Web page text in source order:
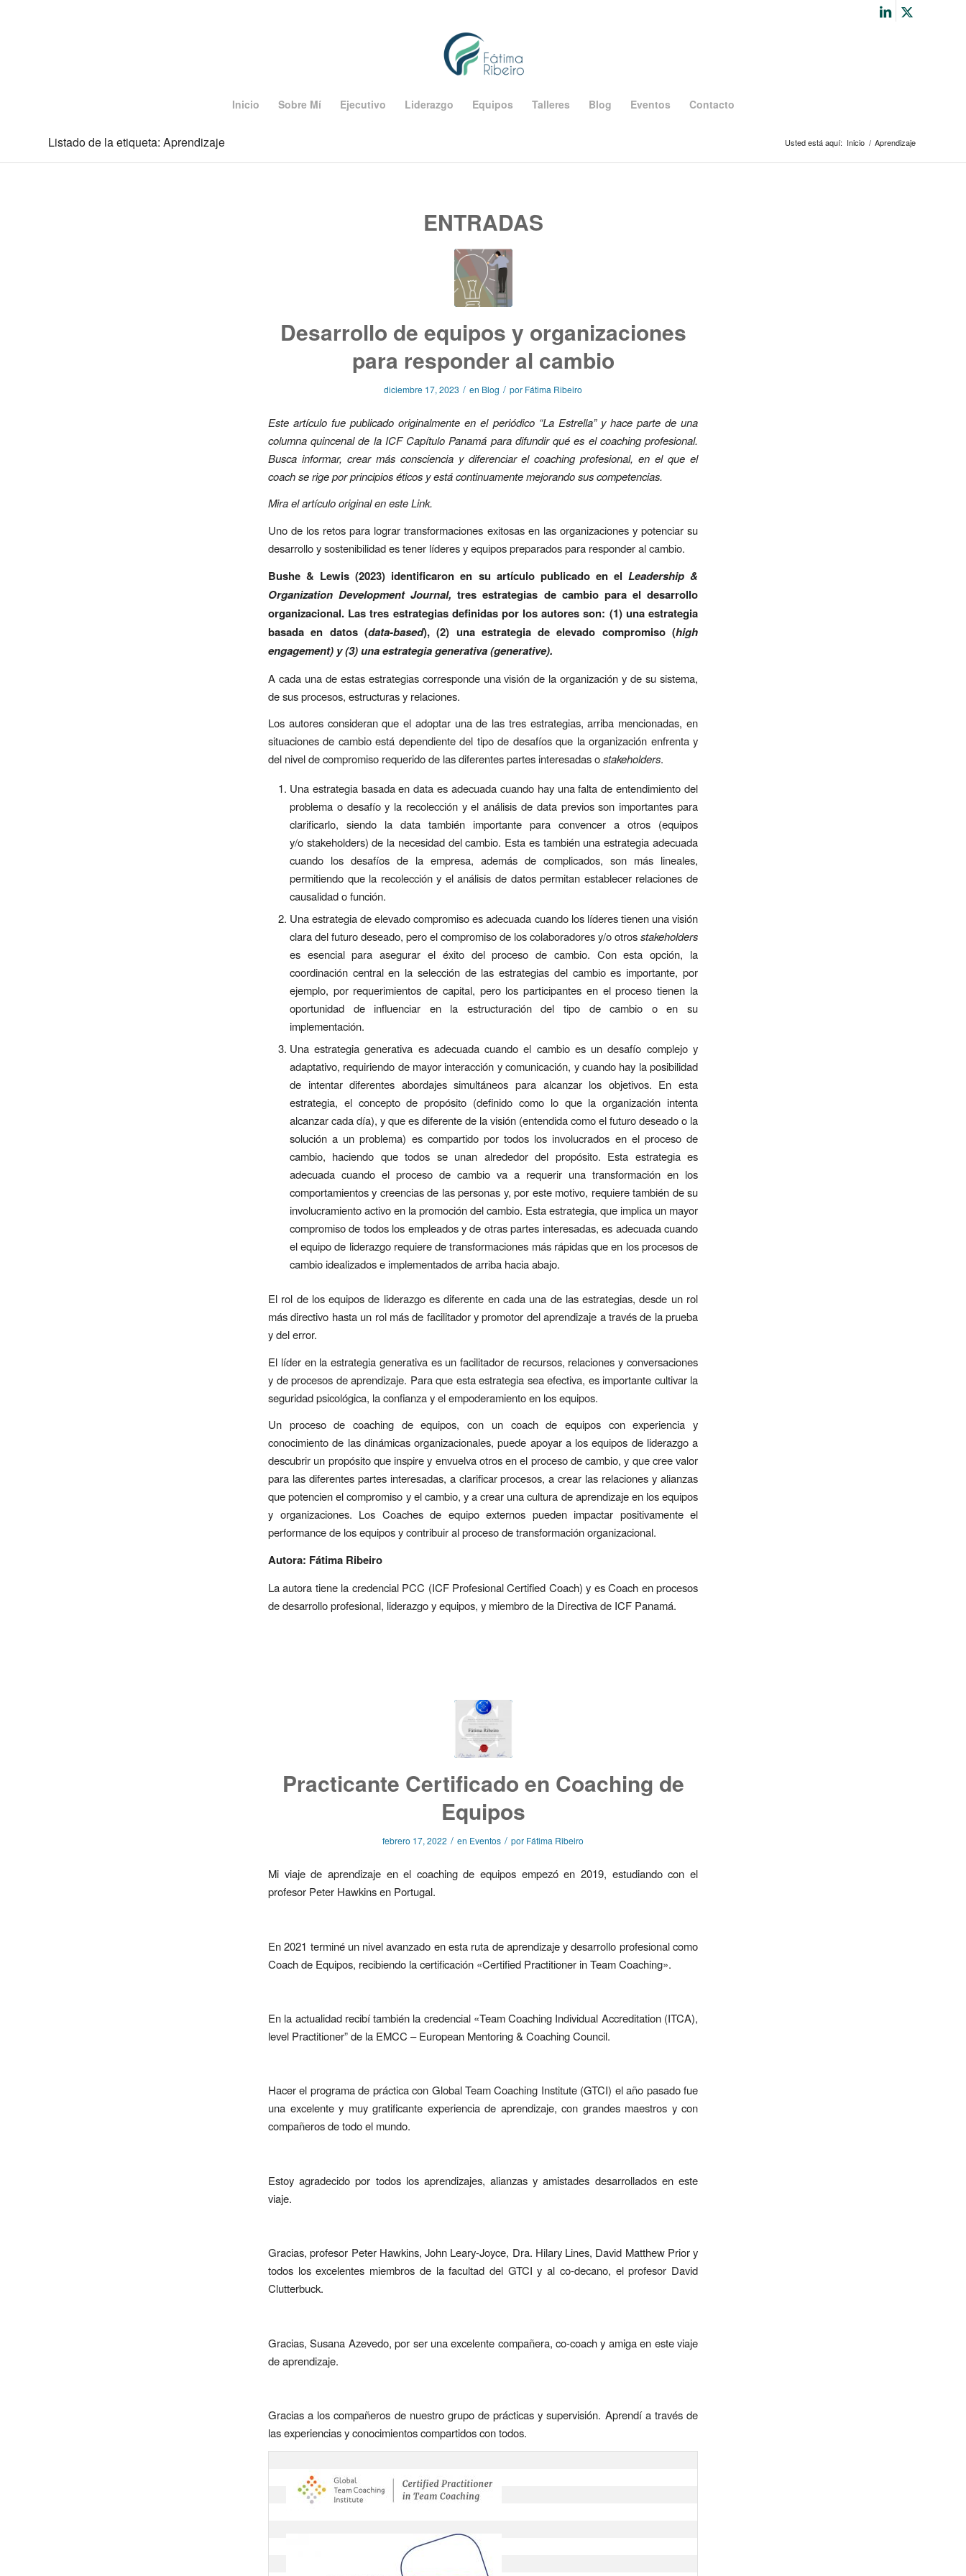
Inicio Sobre Mí Ejecutivo Liderazgo Equipos Talleres Blog Eventos Contacto
Listado de la etiqueta: Aprendizaje Usted está aquí: Inicio / Aprendizaje
ENTRADAS
Desarrollo de equipos y organizaciones
para responder al cambio
diciembre 17, 2023 / en Blog / por Fátima Ribeiro
Este artículo fue publicado originalmente en el periódico “La Estrella” y hace parte de una
columna quincenal de la ICF Capítulo Panamá para difundir qué es el coaching profesional.
Busca informar, crear más consciencia y diferenciar el coaching profesional, en el que el
coach se rige por principios éticos y está continuamente mejorando sus competencias.
Mira el artículo original en esteLink.
Uno de los retos para lograr transformaciones exitosas en las organizaciones y potenciar su
desarrollo y sostenibilidad es tener líderes y equipos preparados para responder al cambio.
Bushe & Lewis (2023) identificaron en su artículo publicado en el Leadership &
Organization Development Journal,tres estrategias de cambio para el desarrollo
organizacional. Las tres estrategias definidas por los autores son: (1) una estrategia
basada en datos (data-based), (2) una estrategia de elevado compromiso (high
engagement) y (3) una estrategia generativa (generative).
A cada una de estas estrategias corresponde una visión de la organización y de su sistema,
de sus procesos, estructuras y relaciones.
Los autores consideran que el adoptar una de las tres estrategias, arriba mencionadas, en
situaciones de cambio está dependiente del tipo de desafíos que la organización enfrenta y
del nivel de compromiso requerido de las diferentes partes interesadas ostakeholders.
Una estrategia basada en data es adecuada cuando hay una falta de entendimiento del
problema o desafío y la recolección y elanálisis de data previos son importantes para
clarificarlo, siendo la data también importante para convencer a otros (equipos
y/o stakeholders) de la necesidad del cambio. Esta es también una estrategia adecuada
cuando los desafíos de la empresa, además de complicados, son más lineales,
permitiendo que la recolección y el análisis de datos permitan establecer relaciones de
causalidad o función.
Una estrategia de elevado compromiso es adecuada cuando los líderes tienen una visión
clara del futuro deseado, pero el compromiso de los colaboradores y/o otrosstakeholders
es esencial para asegurar el éxito del proceso de cambio. Con esta opción, la
coordinación central en la selección de las estrategias del cambio es importante, por
ejemplo, por requerimientos de capital, pero los participantes en el proceso tienen la
oportunidad de influenciar en la estructuración del tipo de cambio o en su
implementación.
Una estrategia generativa es adecuada cuando el cambio es un desafío complejo y
adaptativo, requiriendo de mayor interacción y comunicación, y cuando hay la posibilidad
de intentar diferentes abordajes simultáneos para alcanzar los objetivos. En esta
estrategia, el concepto de propósito (definido como lo que la organización intenta
alcanzar cada día), y que es diferente de la visión (entendida como el futuro deseado o la
solución a un problema) es compartido por todos los involucrados en el proceso de
cambio, haciendo que todos se unan alrededor del propósito. Esta estrategia es
adecuada cuando el proceso de cambio va a requerir una transformación en los
comportamientos y creencias de las personas y, por este motivo, requiere también de su
involucramiento activo en la promoción del cambio. Esta estrategia, que implica un mayor
compromiso de todos los empleados y de otras partes interesadas, es adecuada cuando
el equipo de liderazgo requiere de transformaciones más rápidas que en los procesos de
cambio idealizados e implementados de arriba hacia abajo.
El rol de los equipos de liderazgo es diferente en cada una de las estrategias, desde un rol
más directivo hasta un rol más de facilitador y promotor del aprendizaje a través de la prueba
y del error.
El líder en la estrategia generativa es un facilitador de recursos, relaciones y conversaciones
y de procesos de aprendizaje. Para que esta estrategia sea efectiva, es importante cultivar la
seguridad psicológica, la confianza y el empoderamiento en los equipos.
Un proceso de coaching de equipos, con un coach de equipos con experiencia y
conocimiento de las dinámicas organizacionales, puede apoyar a los equipos de liderazgo a
descubrir un propósito que inspire y envuelva otros en el proceso de cambio, y que cree valor
para las diferentes partes interesadas, a clarificar procesos, a crear las relaciones y alianzas
que potencien el compromiso y el cambio, y a crear una cultura de aprendizaje en los equipos
y organizaciones. Los Coaches de equipo externos pueden impactar positivamente el
performance de los equipos y contribuir al proceso de transformación organizacional.
Autora: Fátima Ribeiro
La autora tiene la credencial PCC (ICF Profesional Certified Coach) y es Coach en procesos
de desarrollo profesional, liderazgo y equipos, y miembro de la Directiva de ICF Panamá.
Practicante Certificado en Coaching de
Equipos
febrero 17, 2022 / en Eventos / por Fátima Ribeiro
Mi viaje de aprendizaje en el coaching de equipos empezó en 2019, estudiando con el
profesor Peter Hawkins en Portugal.
En 2021 terminé un nivel avanzado en esta ruta de aprendizaje y desarrollo profesional como
Coach de Equipos, recibiendo la certificación «Certified Practitioner in Team Coaching».
En la actualidad recibí también la credencial «Team Coaching Individual Accreditation (ITCA),
level Practitioner” de la EMCC – European Mentoring & Coaching Council.
Hacer el programa de práctica con Global Team Coaching Institute (GTCI) el año pasado fue
una excelente y muy gratificante experiencia de aprendizaje, con grandes maestros y con
compañeros de todo el mundo.
Estoy agradecido por todos los aprendizajes, alianzas y amistades desarrollados en este
viaje.
Gracias, profesor Peter Hawkins, John Leary-Joyce, Dra. Hilary Lines, David Matthew Prior y
todos los excelentes miembros de la facultad del GTCI y al co-decano, el profesor David
Clutterbuck.
Gracias, Susana Azevedo, por ser una excelente compañera, co-coach y amiga en este viaje
de aprendizaje.
Gracias a los compañeros de nuestro grupo de prácticas y supervisión. Aprendí a través de
las experiencias y conocimientos compartidos con todos.